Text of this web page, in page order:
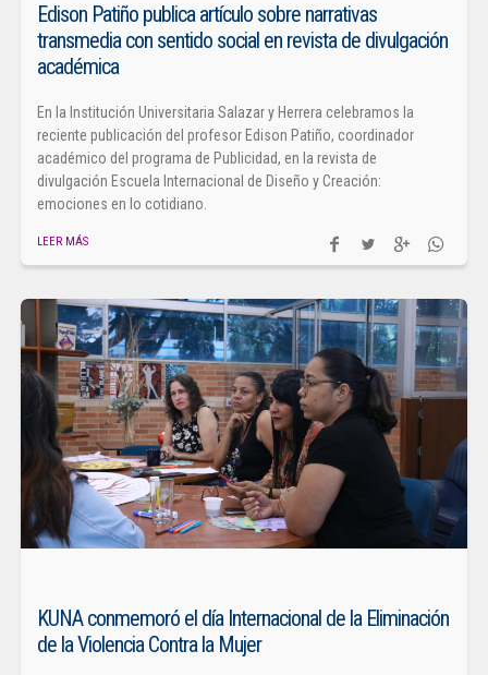
Edison Patiño publica artículo sobre narrativas
transmedia con sentido social en revista de divulgación
académica
En la Institución Universitaria Salazar y Herrera celebramos la
reciente publicación del profesor Edison Patiño, coordinador
académico del programa de Publicidad, en la revista de
divulgación Escuela Internacional de Diseño y Creación:
emociones en lo cotidiano.
LEER MÁS
KUNA conmemoró el día Internacional de la Eliminación
de la Violencia Contra la Mujer